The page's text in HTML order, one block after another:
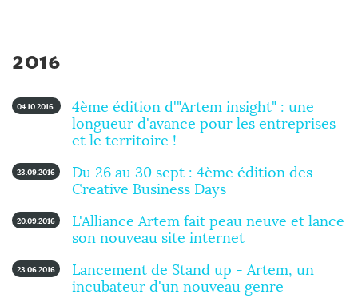
2016
04.10.2016 4ème édition d'"Artem insight" : une
longueur d'avance pour les entreprises
et le territoire !
23.09.2016 Du 26 au 30 sept : 4ème édition des
Creative Business Days
20.09.2016 L'Alliance Artem fait peau neuve et lance
son nouveau site internet
23.06.2016 Lancement de Stand up - Artem, un
incubateur d'un nouveau genre